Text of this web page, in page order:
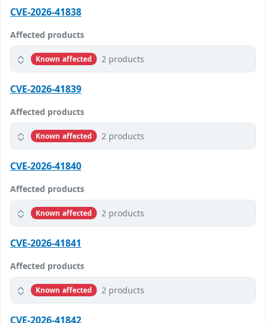
CVE-2026-41838
Affected products
Known affected 2 products
CVE-2026-41839
Affected products
Known affected 2 products
CVE-2026-41840
Affected products
Known affected 2 products
CVE-2026-41841
Affected products
Known affected 2 products
CVE-2026-41842